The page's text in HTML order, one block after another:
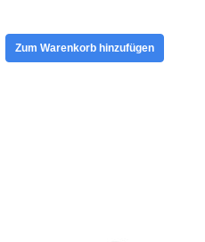
Zum Warenkorb hinzufügen